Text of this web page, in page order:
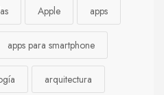
Apple apps
apps para smartphone
arquitectura